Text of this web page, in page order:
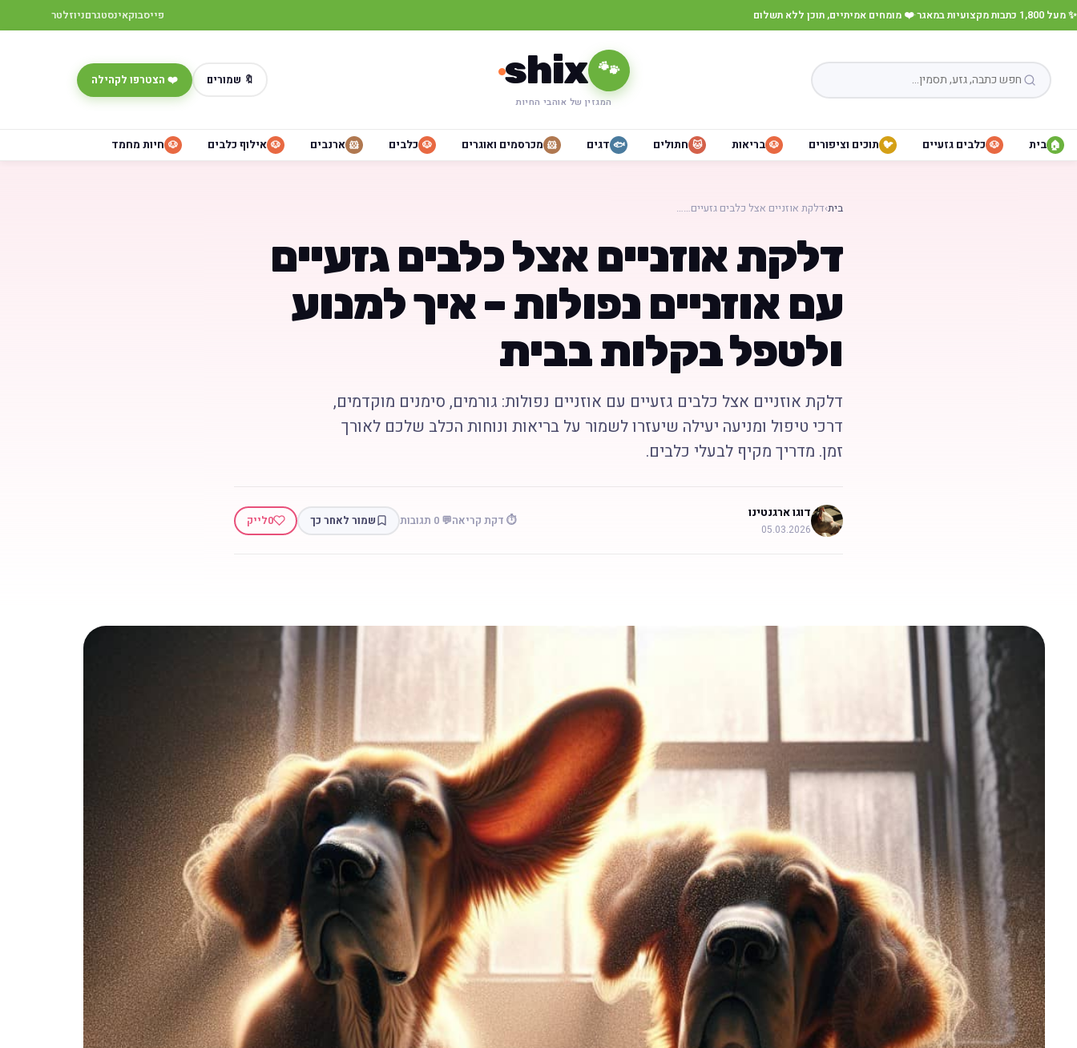
✨ מעל 1,800 כתבות מקצועיות במאגר ·❤️ מומחים אמיתיים, תוכן ללא תשלום פייסבוקאינסטגרםניוזלטר
🐾
shix
המגזין של אוהבי החיות
🔖 שמורים ❤️ הצטרפו לקהילה
🏠 בית 🐶 כלבים גזעיים 🐦 תוכים וציפורים 🐶 בריאות 🐱 חתולים 🐟 דגים 🐹 מכרסמים ואוגרים 🐶 כלבים 🐹 ארנבים 🐶 אילוף כלבים 🐶 חיות מחמד
בית›דלקת אוזניים אצל כלבים גזעיים……
דלקת אוזניים אצל כלבים גזעיים
עם אוזניים נפולות – איך למנוע
ולטפל בקלות בבית
דלקת אוזניים אצל כלבים גזעיים עם אוזניים נפולות: גורמים, סימנים מוקדמים,
דרכי טיפול ומניעה יעילה שיעזרו לשמור על בריאות ונוחות הכלב שלכם לאורך
זמן. מדריך מקיף לבעלי כלבים.
דוגו ארגנטינו
05.03.2026
⏱️ דקת קריאה💬 0 תגובות שמור לאחר כך 0לייק